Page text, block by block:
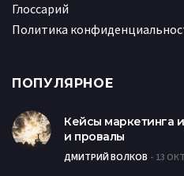
Глоссарий
Политика
ПОПУЛЯРНОЕ
Кейсы маркетинга
и провалы
ДМИТРИЙ ВОЛКОВ 13